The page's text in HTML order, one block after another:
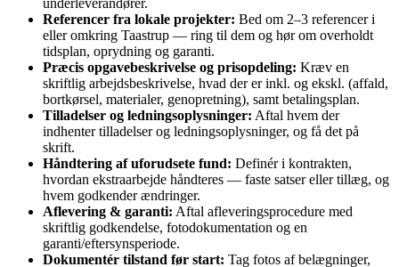
underleverandører.
Referencer fra lokale projekter: Bed om 2–3 referencer i
eller omkring Taastrup — ring til dem og hør om overholdt
tidsplan, oprydning og garanti.
Præcis opgavebeskrivelse og prisopdeling: Kræv en
skriftlig arbejdsbeskrivelse, hvad der er inkl. og ekskl. (affald,
bortkørsel, materialer, genopretning), samt betalingsplan.
Tilladelser og ledningsoplysninger: Aftal hvem der
indhenter tilladelser og ledningsoplysninger, og få det på
skrift.
Håndtering af uforudsete fund: Definér i kontrakten,
hvordan ekstraarbejde håndteres — faste satser eller tillæg, og
hvem godkender ændringer.
Aflevering & garanti: Aftal afleveringsprocedure med
skriftlig godkendelse, fotodokumentation og en
garanti/eftersynsperiode.
Dokumentér tilstand før start: Tag fotos af belægninger,